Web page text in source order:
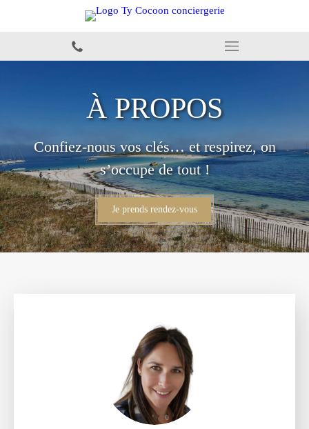
À PROPOS
Confiez-nous vos clés… et respirez, on
s’occupe de tout !
Je prends rendez-vous